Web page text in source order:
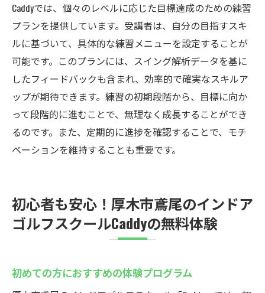
Caddyでは、個々のレベルに応じた目標達成のための練習
プランを提供しています。受講者は、自分の目指すスキ
ルに基づいて、具体的な練習メニューを設定することが
可能です。このプランには、スイング解析データを基に
したフィードバックも含まれ、効率的で確実なスキルア
ップが期待できます。練習の初期段階から、目標に向か
って段階的に進むことで、無理なく成長することができ
るのです。また、定期的に進捗を確認することで、モチ
ベーションを維持することも重要です。
初心者も安心！厚木市鳶尾のインドア
ゴルフスクールCaddyの無料体験
初めての方におすすめの体験プログラム